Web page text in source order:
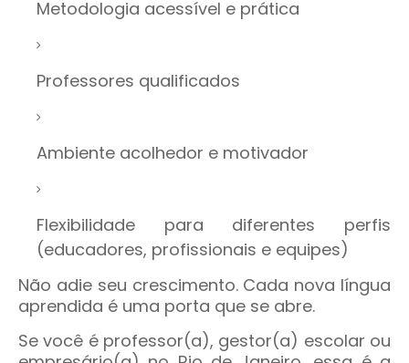
Metodologia acessível e prática
Professores qualificados
Ambiente acolhedor e motivador
Flexibilidade para diferentes perfis
(educadores, profissionais e equipes)
Não adie seu crescimento. Cada nova língua
aprendida é uma porta que se abre.
Se você é professor(a), gestor(a) escolar ou